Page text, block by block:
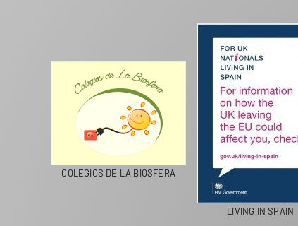
COLEGIOS DE LA BIOSFERA
LIVING IN SPAIN